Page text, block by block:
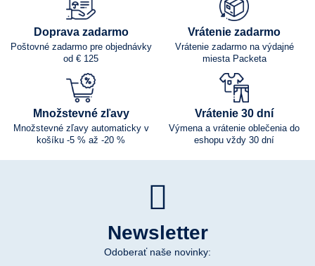
Doprava zadarmo
Poštovné zadarmo pre objednávky
od € 125
Vrátenie zadarmo
Vrátenie zadarmo na výdajné
miesta Packeta
Množstevné zľavy
Množstevné zľavy automaticky v
košíku -5 % až -20 %
Vrátenie 30 dní
Výmena a vrátenie oblečenia do
eshopu vždy 30 dní
Newsletter
Odoberať naše novinky: